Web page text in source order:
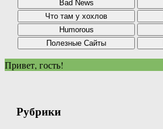
Привет, гость!
Рубрики